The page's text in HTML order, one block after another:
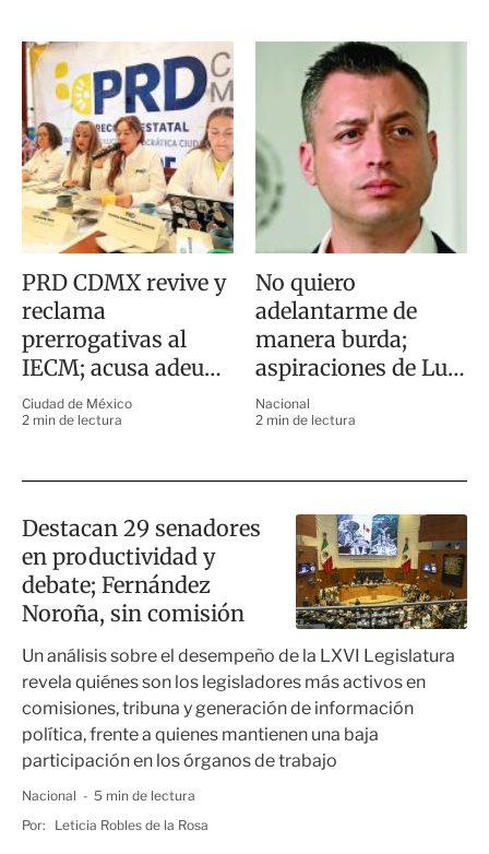
PRD CDMX revive y
reclama
prerrogativas al
IECM; acusa adeudo
de 81.8 mdp
Ciudad de México
2 min de lectura
No quiero
adelantarme de
manera burda;
aspiraciones de Luis
Donaldo Colosio
Nacional
2 min de lectura
Destacan 29 senadores
en productividad y
debate; Fernández
Noroña, sin comisión
Un análisis sobre el desempeño de la LXVI Legislatura
revela quiénes son los legisladores más activos en
comisiones, tribuna y generación de información
política, frente a quienes mantienen una baja
participación en los órganos de trabajo
Nacional
5 min de lectura
Por:
Leticia Robles de la Rosa